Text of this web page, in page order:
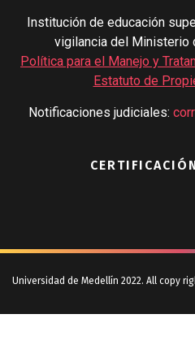
Institución de educación
vigilancia del Ministerio
Política para el Manejo y
Estatuto de
Notificaciones judiciales:
Universidad de Medellín 2022. All copy